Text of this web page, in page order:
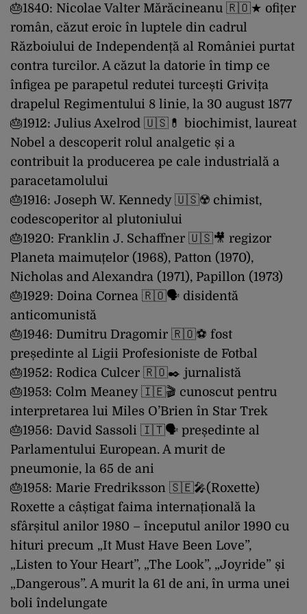
🎂1840: Nicolae Valter Mărăcineanu 🇷🇴★ ofițer
român, căzut eroic în luptele din cadrul
Războiului de Independență al României purtat
contra turcilor. A căzut la datorie în timp ce
înfigea pe parapetul redutei turcești Grivița
drapelul Regimentului 8 linie, la 30 august 1877
🎂1912: Julius Axelrod 🇺🇸💊 biochimist, laureat
Nobel a descoperit rolul analgetic și a
contribuit la producerea pe cale industrială a
paracetamolului
🎂1916: Joseph W. Kennedy 🇺🇸☢️ chimist,
codescoperitor al plutoniului
🎂1920: Franklin J. Schaffner 🇺🇸🎥 regizor
Planeta maimuțelor (1968), Patton (1970),
Nicholas and Alexandra (1971), Papillon (1973)
🎂1929: Doina Cornea 🇷🇴🗣 disidentă
anticomunistă
🎂1946: Dumitru Dragomir 🇷🇴⚽️ fost
președinte al Ligii Profesioniste de Fotbal
🎂1952: Rodica Culcer 🇷🇴✒️ jurnalistă
🎂1953: Colm Meaney 🇮🇪🎬 cunoscut pentru
interpretarea lui Miles O’Brien în Star Trek
🎂1956: David Sassoli 🇮🇹🗣 președinte al
Parlamentului European. A murit de
pneumonie, la 65 de ani
🎂1958: Marie Fredriksson 🇸🇪🎤(Roxette)
Roxette a câștigat faima internațională la
sfârșitul anilor 1980 – începutul anilor 1990 cu
hituri precum „It Must Have Been Love”,
„Listen to Your Heart”, „The Look”, „Joyride” și
„Dangerous”. A murit la 61 de ani, în urma unei
boli îndelungate